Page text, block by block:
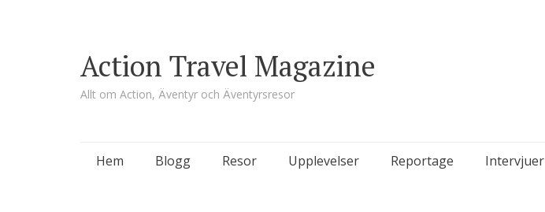
Action Travel Magazine
Allt om Action, Äventyr och Äventyrsresor
Skip
Hem Blogg Resor Upplevelser Reportage Intervjuer